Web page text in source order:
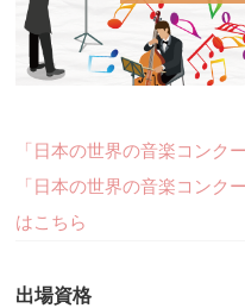
「日本の世界の音楽コンク
「日本の世界の音楽コンク
はこちら
出場資格